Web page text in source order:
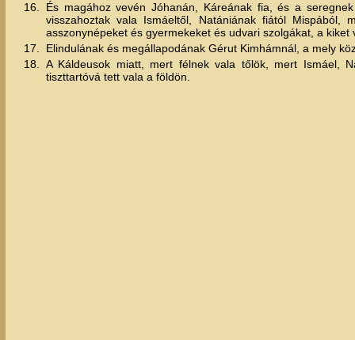
16.
És magához vevén Jóhanán, Káreának fia, és a
visszahoztak vala Ismáeltől, Natániának fiától
asszonynépeket és gyermekeket és udvari szolgákat, a kiket
17.
Elindulának és megállapodának Gérut Kimhámnál, a mely
18.
A Káldeusok miatt, mert félnek vala tőlök, mert Ismáel,
tiszttartóvá tett vala a földön.